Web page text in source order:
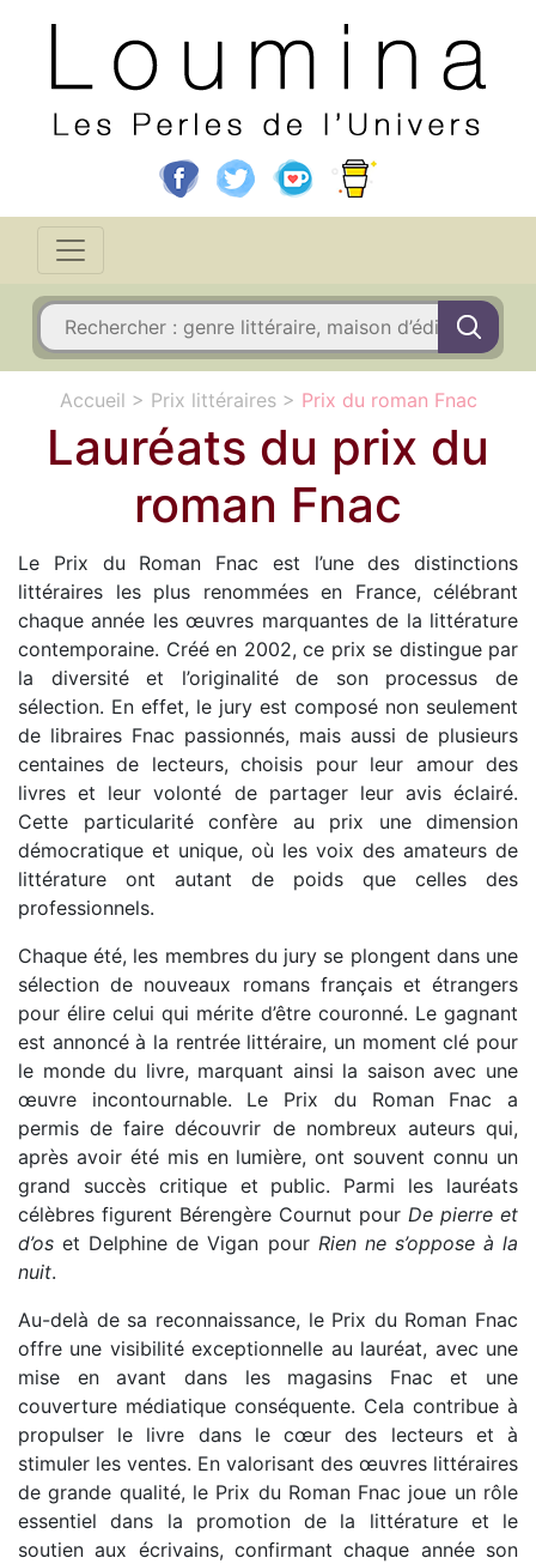
Accueil > Prix littéraires> Prix du roman Fnac
Lauréats du prix du
roman Fnac
Le Prix du Roman Fnac est l’une des distinctions
littéraires les plus renommées en France, célébrant
chaque année les œuvres marquantes de la littérature
contemporaine. Créé en 2002, ce prix se distingue par
la diversité et l’originalité de son processus de
sélection. En effet, le jury est composé non seulement
de libraires Fnac passionnés, mais aussi de plusieurs
centaines de lecteurs, choisis pour leur amour des
livres et leur volonté de partager leur avis éclairé.
Cette particularité confère au prix une dimension
démocratique et unique, où les voix des amateurs de
littérature ont autant de poids que celles des
professionnels.
Chaque été, les membres du jury se plongent dans une
sélection de nouveaux romans français et étrangers
pour élire celui qui mérite d’être couronné. Le gagnant
est annoncé à la rentrée littéraire, un moment clé pour
le monde du livre, marquant ainsi la saison avec une
œuvre incontournable. Le Prix du Roman Fnac a
permis de faire découvrir de nombreux auteurs qui,
après avoir été mis en lumière, ont souvent connu un
grand succès critique et public. Parmi les lauréats
célèbres figurent Bérengère Cournut pour De pierre et
d’os et Delphine de Vigan pour Rien ne s’oppose à la
nuit.
Au-delà de sa reconnaissance, le Prix du Roman Fnac
offre une visibilité exceptionnelle au lauréat, avec une
mise en avant dans les magasins Fnac et une
couverture médiatique conséquente. Cela contribue à
propulser le livre dans le cœur des lecteurs et à
stimuler les ventes. En valorisant des œuvres littéraires
de grande qualité, le Prix du Roman Fnac joue un rôle
essentiel dans la promotion de la littérature et le
soutien aux écrivains, confirmant chaque année son